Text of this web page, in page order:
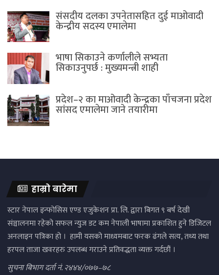
संसदीय दलका उपनेतासहित दुई माओवादी
केन्द्रीय सदस्य एमालेमा
भाषा सिकाउने कर्णालीले सभ्यता
सिकाउनुपर्छ : मुख्यमन्त्री शाही
प्रदेश–२ का माओवादी केन्द्रका पाँचजना प्रदेश
सांसद एमालेमा जाने तयारीमा
हाम्रो बारेमा
स्टार नेपाल इन्फोसिस एण्ड एजुकेशन प्रा. लि. द्वारा बिगत ९ बर्ष देखी
संञ्चालनमा रहेको सफल न्युज डट कम नेपाली भाषामा प्रकाशित हुने डिजिटल
अनलाइन पत्रिका हो । हामी यसको माध्यमबाट फरक ढंगले सत्य, तथ्य तथा
हरपल ताजा खवरहरु उपलब्ध गराउने प्रतिवद्धता व्यक्त गर्दछौं ।
सुचना बिभाग दर्ता नं. २४४४/०७७–७८